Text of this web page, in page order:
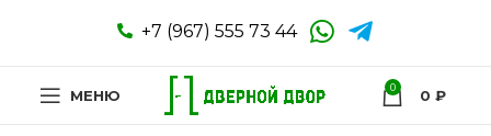
+7 (967) 555 73 44
МЕНЮ 0 0 ₽